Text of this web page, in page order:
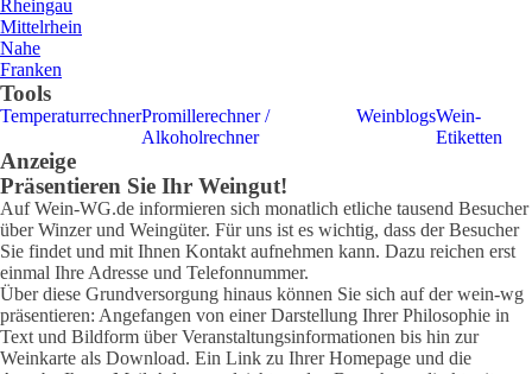
Rheingau
Mittelrhein
Nahe
Franken
Tools
TemperaturrechnerPromillerechner /
Alkoholrechner
WeinblogsWein-
Etiketten
Anzeige
Präsentieren Sie Ihr Weingut!
Auf Wein-WG.de informieren sich monatlich etliche tausend Besucher
über Winzer und Weingüter. Für uns ist es wichtig, dass der Besucher
Sie findet und mit Ihnen Kontakt aufnehmen kann. Dazu reichen erst
einmal Ihre Adresse und Telefonnummer.
Über diese Grundversorgung hinaus können Sie sich auf der wein-wg
präsentieren: Angefangen von einer Darstellung Ihrer Philosophie in
Text und Bildform über Veranstaltungsinformationen bis hin zur
Weinkarte als Download. Ein Link zu Ihrer Homepage und die